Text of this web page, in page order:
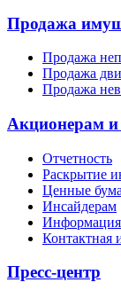
Продажа
Продажа
Продажа
Продажа
Акционерам и
Отчетность
Раскрытие
Ценные
Инсайдерам
Информация
Контактная
Пресс-центр